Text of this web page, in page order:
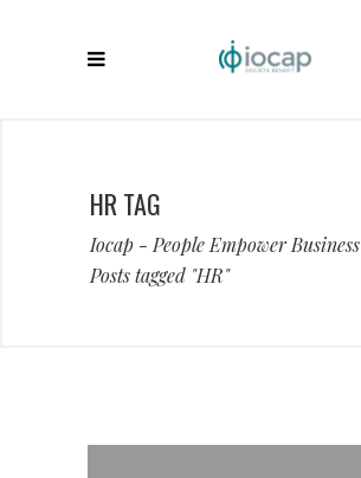
HR TAG
Iocap - People Empower Business
Posts tagged "HR"